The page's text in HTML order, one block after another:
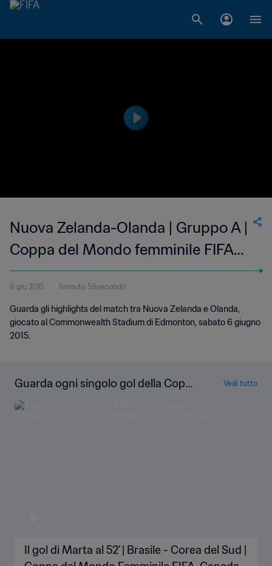
Nuova Zelanda-Olanda | Gruppo A |
Coppa del Mondo femminile FIFA
Canada 2015 | Highlights
6 giu 2015 1minuto 59secondo
Guarda gli highlights del match tra Nuova Zelanda e Olanda,
giocato al Commonwealth Stadium di Edmonton, sabato 6 giugno
2015.
Guarda ogni singolo gol della Copp
a del Mondo Femminile FIFA Canad
a 2015
Vedi tutto
Il gol di Marta al 52' | Brasile - Corea del Sud |